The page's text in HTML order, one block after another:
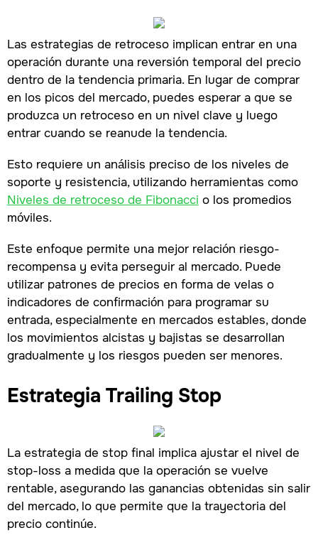
Las estrategias de retroceso implican entrar en una
operación durante una reversión temporal del precio
dentro de la tendencia primaria. En lugar de comprar
en los picos del mercado, puedes esperar a que se
produzca un retroceso en un nivel clave y luego
entrar cuando se reanude la tendencia.
Esto requiere un análisis preciso de los niveles de
soporte y resistencia, utilizando herramientas como
Niveles de retroceso de Fibonacci o los promedios
móviles.
Este enfoque permite una mejor relación riesgo-
recompensa y evita perseguir al mercado. Puede
utilizar patrones de precios en forma de velas o
indicadores de confirmación para programar su
entrada, especialmente en mercados estables, donde
los movimientos alcistas y bajistas se desarrollan
gradualmente y los riesgos pueden ser menores.
Estrategia Trailing Stop
La estrategia de stop final implica ajustar el nivel de
stop-loss a medida que la operación se vuelve
rentable, asegurando las ganancias obtenidas sin salir
del mercado, lo que permite que la trayectoria del
precio continúe.